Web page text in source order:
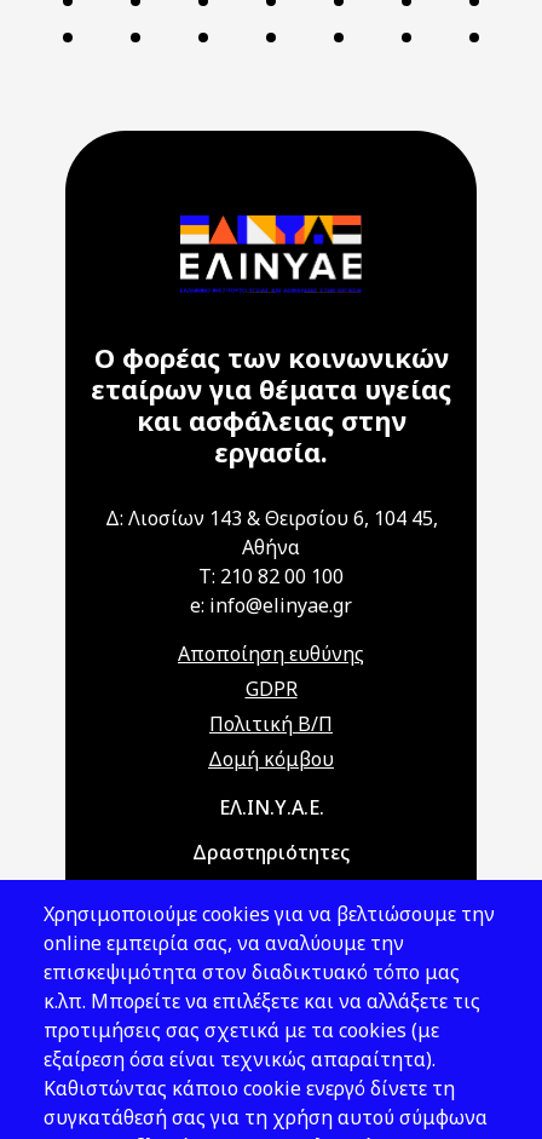
Ο φορέας των κοινωνικών
εταίρων για θέματα υγείας
και ασφάλειας στην
εργασία.
Δ: Λιοσίων 143 & Θειρσίου 6, 104 45,
Αθήνα
T: 210 82 00 100
e: info@elinyae.gr
Αποποίηση ευθύνης
GDPR
Πολιτική Β/Π
Δομή κόμβου
Main navigationΕΛ.ΙΝ.Υ.Α.Ε.
Δραστηριότητες
Νομοθεσία
Εκδόσεις
Νέα - Εκδηλώσεις
Ακολουθήστε μας
Χρησιμοποιούμε cookies για να βελτιώσουμε την
online εμπειρία σας, να αναλύουμε την
επισκεψιμότητα στον διαδικτυακό τόπο μας
κ.λπ. Μπορείτε να επιλέξετε και να αλλάξετε τις
προτιμήσεις σας σχετικά με τα cookies (με
εξαίρεση όσα είναι τεχνικώς απαραίτητα).
Καθιστώντας κάποιο cookie ενεργό δίνετε τη
συγκατάθεσή σας για τη χρήση αυτού σύμφωνα